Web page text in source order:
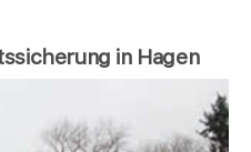
in Hagen